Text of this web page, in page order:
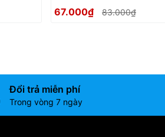
Toggle clamp
67.000₫ 83.000₫
Đổi trả miễn phí
Trong vòng 7 ngày